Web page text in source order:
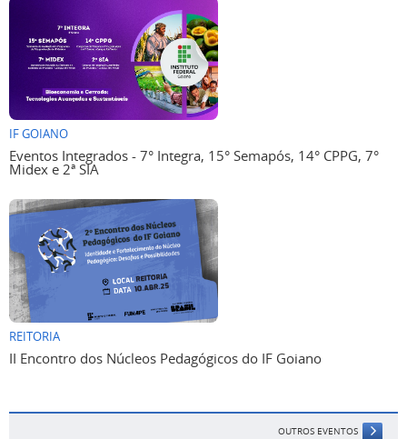
IF GOIANO
Eventos Integrados - 7° Integra, 15° Semapós, 14° CPPG, 7°
Midex e 2ª SIA
REITORIA
II Encontro dos Núcleos Pedagógicos do IF Goiano
OUTROS EVENTOS